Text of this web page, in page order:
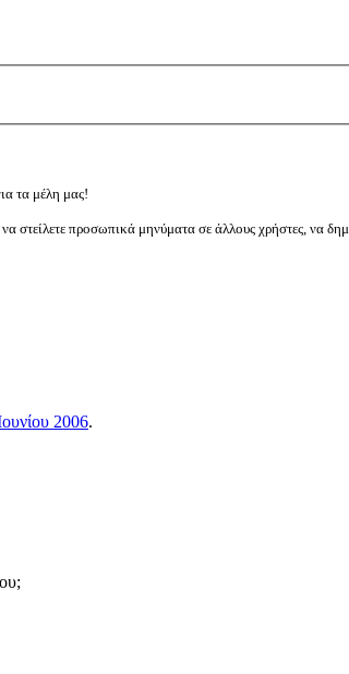
τα μέλη μας!
στείλετε προσωπικά μηνύματα σε άλλους χρήστες, να
2006.